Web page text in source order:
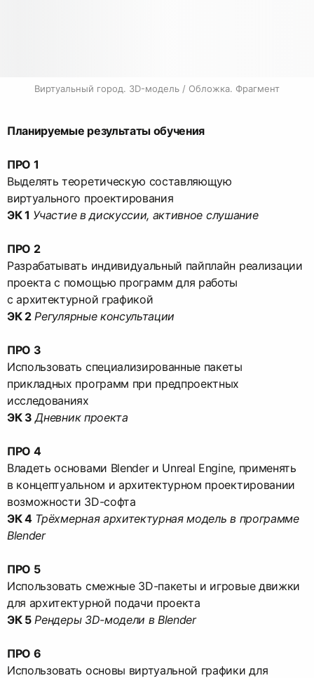
Виртуальный город. 3D-модель / Обложка. Фрагмент
Планируемые результаты обучения
ПРО 1
Выделять теоретическую составляющую
ЭК 1 Участие в дискуссии, активное слушание
ПРО 2
Разрабатывать индивидуальный пайплайн реализации
проекта с помощью программ для работы
ЭК 2 Регулярные консультации
ПРО 3
Использовать специализированные пакеты
прикладных программ при предпроектных
ЭК 3 Дневник проекта
ПРО 4
Владеть основами Blender и Unreal Engine, применять
в концептуальном и архитектурном проектировании
ЭК 4 Трёхмерная архитектурная модель в программе
Blender
ПРО 5
Использовать смежные 3D-пакеты и игровые движки
ЭК 5 Рендеры 3D-модели в Blender
ПРО 6
Использовать основы виртуальной графики для